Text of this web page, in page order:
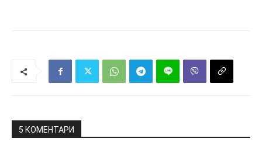
5 КОМЕНТАРИ